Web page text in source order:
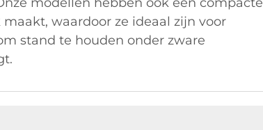
waardoor ze ideaal zijn voor
stand te houden onder zware